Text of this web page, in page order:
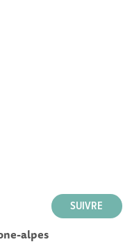
SUIVRE
alpes